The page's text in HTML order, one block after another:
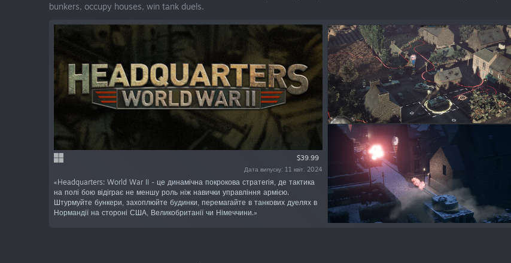
bunkers, occupy houses, win tank duels.
$39.99
Дата випуску: 11 квіт. 2024
«Headquarters: World War II - це динамічна покрокова стратегія, де тактика
на полі бою відіграє не меншу роль ніж навички управління армією.
Штурмуйте бункери, захоплюйте будинки, перемагайте в танкових дуелях в
Нормандії на стороні США, Великобританії чи Німеччини.»